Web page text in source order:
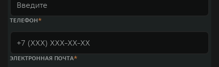
ТЕЛЕФОН
ЭЛЕКТРОННАЯ ПОЧТА